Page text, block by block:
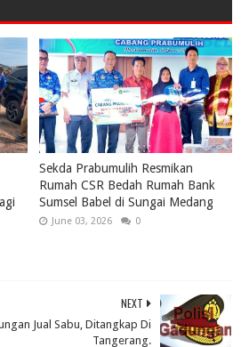
Sekda Prabumulih Resmikan
Rumah CSR Bedah Rumah Bank
Sumsel Babel di Sungai Medang
June 03, 2026 0
NEXT
Jual Sabu, Ditangkap Di
Tangerang.